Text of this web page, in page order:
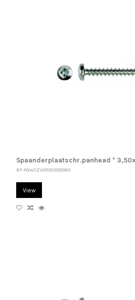
Spaanderplaatschr.panhead *
BF-PGWCZV001003500163
View